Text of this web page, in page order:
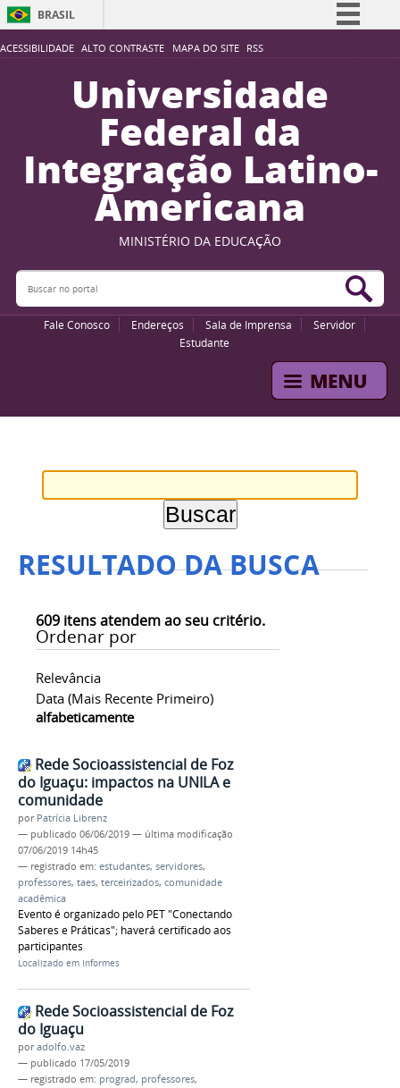
ACESSIBILIDADE ALTO CONTRASTE MAPA DO SITE RSS
BRASIL
Simplifique!
Participe
Acesso à informação
Legislação
Canais
Universidade
Federal da
Integração Latino-
Americana
MINISTÉRIO DA EDUCAÇÃO
Buscar no portal
Fale Conosco Endereços Sala de Imprensa
Servidor
Estudante
RESULTADO DA BUSCA
609 itens atendem ao seu critério.
Ordenar por
Relevância
Data (mais Recente Primeiro)
alfabeticamente
Rede Socioassistencial de Foz
do Iguaçu: impactos na UNILA e
comunidade
por Patrícia Librenz
— publicado 06/06/2019 — última modificação
07/06/2019 14h45
— registrado em: estudantes, servidores,
professores, taes, terceirizados, comunidade
acadêmica
Evento é organizado pelo PET "Conectando
Saberes e Práticas"; haverá certificado aos
participantes
Localizado em Informes
Rede Socioassistencial de Foz
do Iguaçu
poradolfo.vaz
— publicado 17/05/2019
— registrado em: prograd, professores,